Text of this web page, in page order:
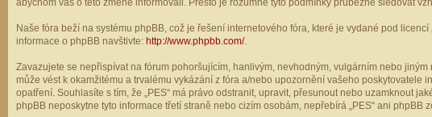
Naše fóra beží na systému phpBB, což je řešení internetového fóra, které je vydané pod licencí „
informace o phpBB navštivte: http://www.phpbb.com/.
Zavazujete se nepřispívat na fórum pohoršujícím, hanlivým, nevhodným, vulgárním nebo
může vést k okamžitému a trvalému vykázání z fóra a/nebo upozornění vašeho
opatření. Souhlasíte s tím, že „PES“ má právo odstranit, upravit, přesunout nebo uzamknout
phpBB neposkytne tyto informace třetí straně nebo cizím osobám, nepřebírá „PES“ ani